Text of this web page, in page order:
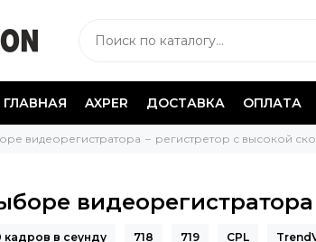
ГЛАВНАЯ AXPER ДОСТАВКА ОПЛАТА
видеорегистратора регистретор с высокой
видеорегистратора
кадров в сеунду 718 719 CPL